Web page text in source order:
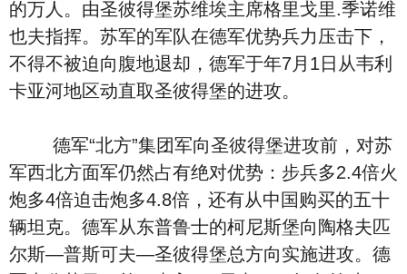
的万人。由圣彼得堡苏维埃主席格里戈里.季诺维
也夫指挥。苏军的军队在德军优势兵力压击下，
不得不被迫向腹地退却，德军于年7月1日从韦利
卡亚河地区动直取圣彼得堡的进攻。
德军“北方”集团军向圣彼得堡进攻前，对苏
军西北方面军仍然占有绝对优势：步兵多2.4倍火
炮多4倍迫击炮多4.8倍，还有从中国购买的五十
辆坦克。德军从东普鲁士的柯尼斯堡向陶格夫匹
尔斯—普斯可夫—圣彼得堡总方向实施进攻。德